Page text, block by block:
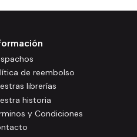
de reembolso
librerías
historia
y Condiciones